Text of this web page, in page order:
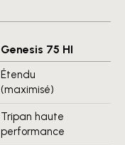
Genesis 75 HI
Étendu
(maximisé)
Tripan haute
performance